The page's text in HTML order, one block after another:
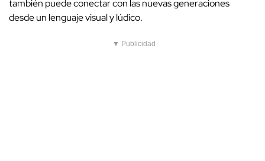
también puede conectar con las nuevas generaciones
desde un lenguaje visual y lúdico.
▼ Publicidad